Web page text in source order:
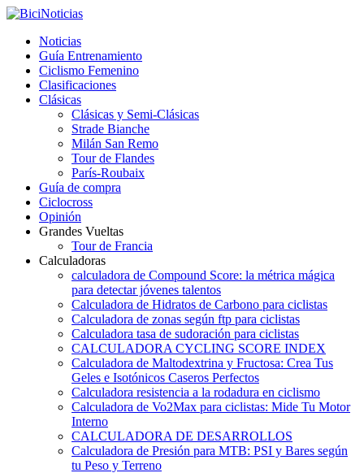
Noticias
Guía Entrenamiento
Ciclismo Femenino
Clasificaciones
Clásicas
Clásicas y Semi-Clásicas
Strade Bianche
Milán San Remo
Tour de Flandes
París-Roubaix
Guía de compra
Ciclocross
Opinión
Grandes Vueltas
Tour de Francia
Calculadoras
calculadora de Compound Score: la métrica mágica
para detectar jóvenes talentos
Calculadora de Hidratos de Carbono para ciclistas
Calculadora de zonas según ftp para ciclistas
Calculadora tasa de sudoración para ciclistas
CALCULADORA CYCLING SCORE INDEX
Calculadora de Maltodextrina y Fructosa: Crea Tus
Geles e Isotónicos Caseros Perfectos
Calculadora resistencia a la rodadura en ciclismo
Calculadora de Vo2Max para ciclistas: Mide Tu Motor
Interno
CALCULADORA DE DESARROLLOS
Calculadora de Presión para MTB: PSI y Bares según
tu Peso y Terreno